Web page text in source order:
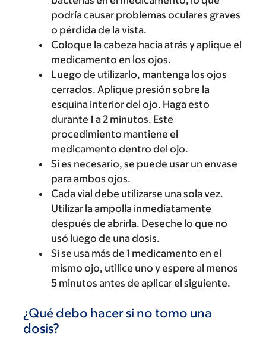
podría causar problemas oculares graves
o pérdida de la vista.
Coloque la cabeza hacia atrás y aplique el
medicamento en los ojos.
Luego de utilizarlo, mantenga los ojos
cerrados. Aplique presión sobre la
esquina interior del ojo. Haga esto
durante 1 a 2 minutos. Este
procedimiento mantiene el
medicamento dentro del ojo.
Si es necesario, se puede usar un envase
para ambos ojos.
Cada vial debe utilizarse una sola vez.
Utilizar la ampolla inmediatamente
después de abrirla. Deseche lo que no
usó luego de una dosis.
Si se usa más de 1 medicamento en el
mismo ojo, utilice uno y espere al menos
5 minutos antes de aplicar el siguiente.
¿Qué debo hacer si no tomo una
dosis?